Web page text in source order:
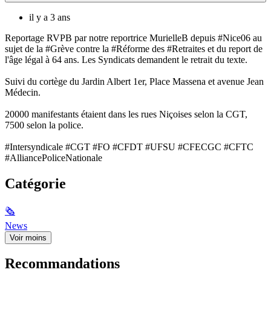
il y a 3 ans
Reportage RVPB par notre reportrice MurielleB depuis #Nice06 au
sujet de la #Grève contre la #Réforme des #Retraites et du report de
l'âge légal à 64 ans. Les Syndicats demandent le retrait du texte.
Suivi du cortège du Jardin Albert 1er, Place Massena et avenue Jean
Médecin.
20000 manifestants étaient dans les rues Niçoises selon la CGT,
7500 selon la police.
#Intersyndicale #CGT #FO #CFDT #UFSU #CFECGC #CFTC
#AlliancePoliceNationale
Catégorie
🗞
News
Voir moins
Recommandations